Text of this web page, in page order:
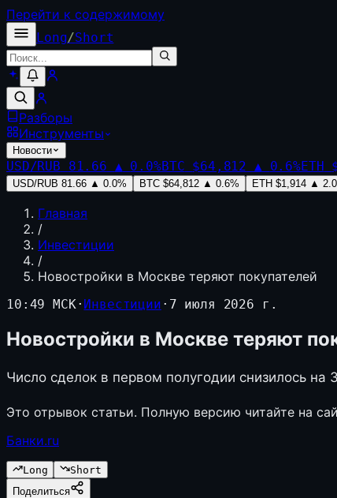
Перейти к содержимому
Long/Short
Разборы
Инструменты
Новости
USD/RUB 81.66 ▲ 0.0%BTC $64,812 ▲ 0.6%ETH
USD/RUB 81.66 ▲ 0.0% BTC $64,812 ▲ 0.6% ETH $1,914 ▲ 2.0
Главная
/
Инвестиции
/
Новостройки в Москве теряют покупателей
10:49 МСК· Инвестиции · 7 июля 2026 г.
Новостройки в Москве теряют
Число сделок в первом полугодии снизилось
Это отрывок статьи. Полную версию читайте на
Банки.ru
Long
Short
Поделиться